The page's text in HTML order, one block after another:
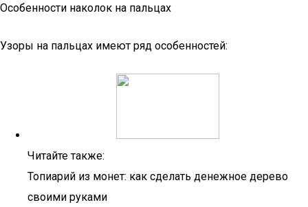
Особенности наколок на пальцах
Узоры на пальцах имеют ряд особенностей:
Читайте также:
Топиарий из монет: как сделать денежное дерево
своими руками